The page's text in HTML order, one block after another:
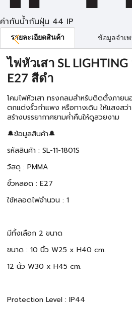
ค่ากันน้ำกันฝุ่น 44 IP
รายละเอียดสินค้า ข้อมูลจำเพ
ไฟหัวเสา SL
E27 สีดำ
โคมไฟหัวเสา ทรงกลมสำหรับติดตั้งภาย
ตกแต่งรั้วกำแพง หรือทางเดิน ให้แสงส
สร้างบรรยากาศยามค่ำคืนให้ดูสวยงาม
🔔ข้อมูลสินค้า🔔
รหัสสินค้า : SL-11-1801S
วัสดุ : PMMA
ขั้วหลอด : E27
ใช้หลอดไฟจำนวน : 1
มีทั้งเลือก 2 ขนาด
ขนาด : 10 นิ้ว W25 x H40 cm.
12 นิ้ว W30 x H45 cm.
Protection Level : IP44